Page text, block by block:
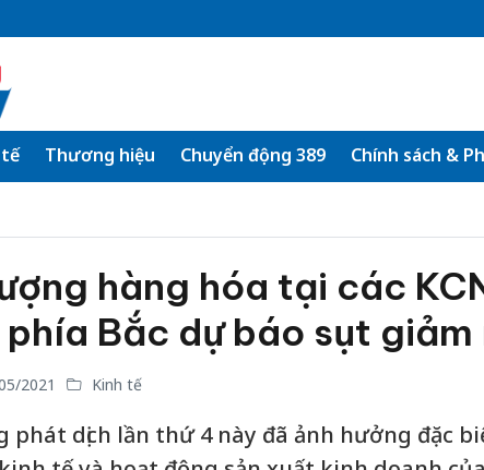
Thương hiệu Chuyển động 389 Chính sách &
hàng hóa tại các
Bắc dự báo sụt giảm
2021 Kinh tế
phát dịch lần thứ 4 này đã ảnh hưởng đặc